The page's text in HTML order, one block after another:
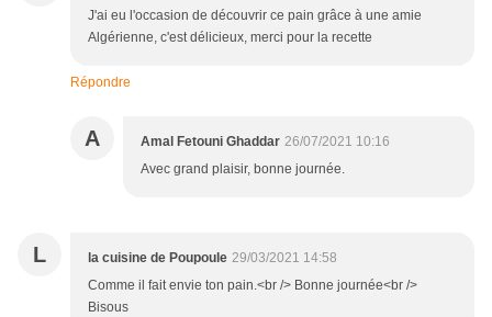
J'ai eu l'occasion de découvrir ce pain grâce à une amie
Algérienne, c'est délicieux, merci pour la recette
Répondre
A Amal Fetouni Ghaddar 26/07/2021 10:16
Avec grand plaisir, bonne journée.
L la cuisine de Poupoule 29/03/2021 14:58
Comme il fait envie ton pain.<br /> Bonne journée<br />
Bisous